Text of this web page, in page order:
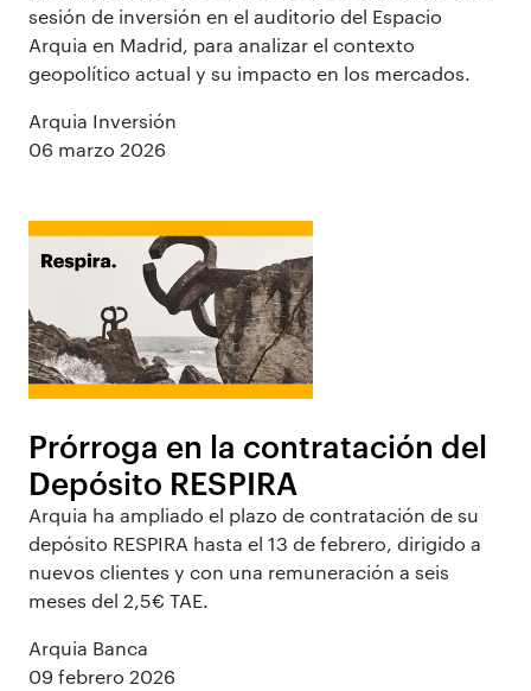
sesión de inversión en el auditorio del Espacio
Arquia en Madrid, para analizar el contexto
geopolítico actual y su impacto en los mercados.
Arquia Inversión
06 marzo 2026
Prórroga en la contratación del
Depósito RESPIRA
Arquia ha ampliado el plazo de contratación de su
depósito RESPIRA hasta el 13 de febrero, dirigido a
nuevos clientes y con una remuneración a seis
meses del 2,5€ TAE.
Arquia Banca
09 febrero 2026